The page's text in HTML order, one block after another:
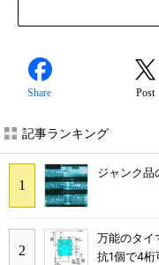
Share Post
記事ランキング
ジャンク品
万能のタイ
抗1個で4桁